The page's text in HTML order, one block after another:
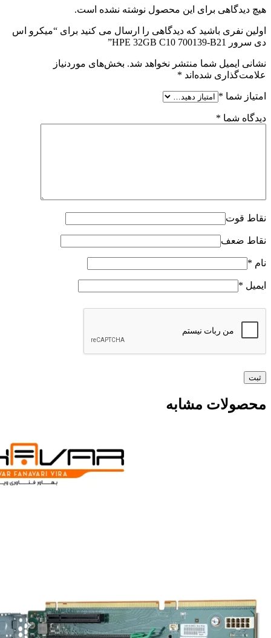
هیچ دیدگاهی برای این محصول نوشته نشده است.
اولین نفری باشید که دیدگاهی را ارسال می کنید برای “میکرو اس
دی سرور HPE 32GB C10 700139-B21”
نشانی ایمیل شما منتشر نخواهد شد. بخش‌های موردنیاز
علامت‌گذاری شده‌اند *
امتیاز شما *
دیدگاه شما *
نقاط قوت
نقاط ضعف
نام *
ایمیل *
محصولات مشابه